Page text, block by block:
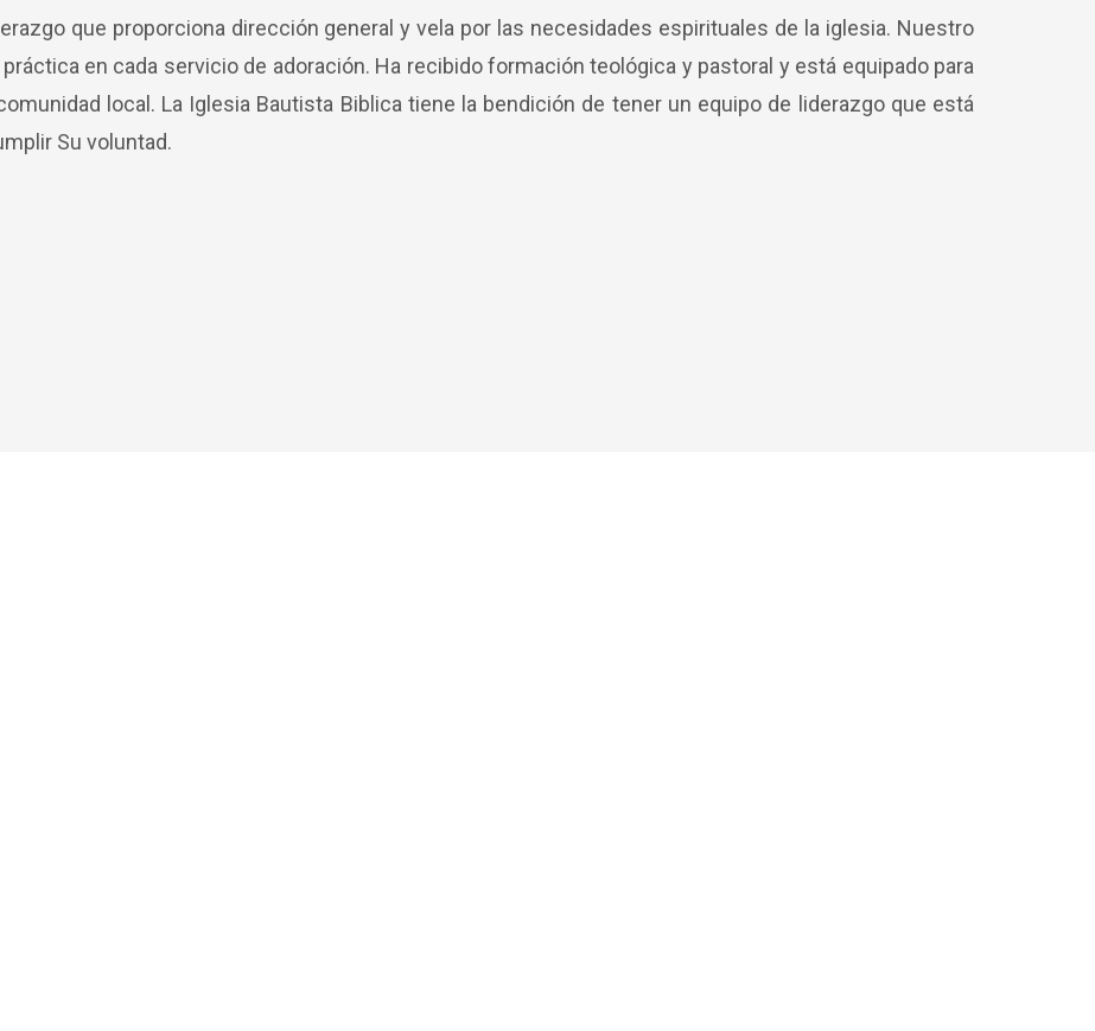
que proporciona dirección general y vela por las necesidades espirituales de la iglesia. Nuestro
en cada servicio de adoración. Ha recibido formación teológica y pastoral y está equipado para
local. La Iglesia Bautista Biblica tiene la bendición de tener un equipo de liderazgo que está
Su voluntad.